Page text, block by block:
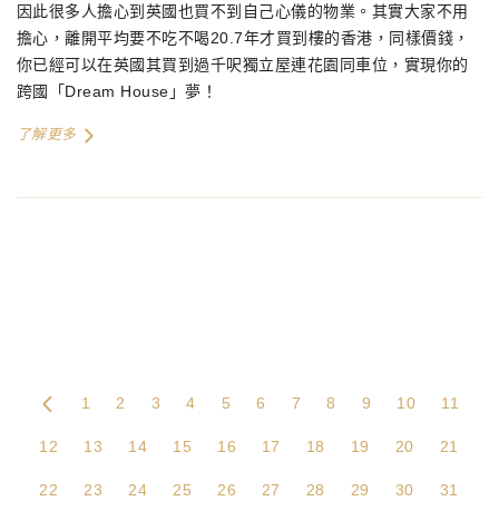
因此很多人擔心到英國也買不到自己心儀的物業。其實大家不用
擔心，離開平均要不吃不喝20.7年才買到樓的香港，同樣價錢，
你已經可以在英國其買到過千呎獨立屋連花園同車位，實現你的
跨國「Dream House」夢！
了解更多
1 2 3 4 5 6 7 8 9 10 11
12 13 14 15 16 17 18 19 20 21
22 23 24 25 26 27 28 29 30 31